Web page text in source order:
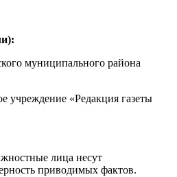
муниципального района
учреждение «Редакция газеты
лица несут
приводимых фактов.